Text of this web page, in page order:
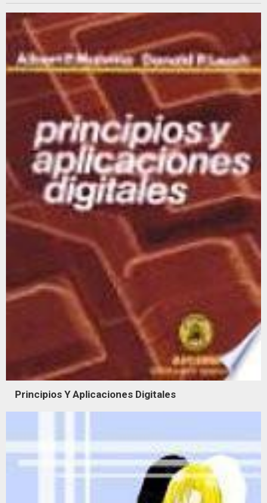
Principios Y Aplicaciones Digitales